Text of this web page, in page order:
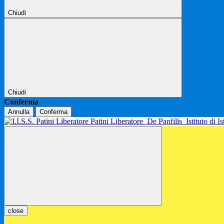
Chiudi
Chiudi
Conferma
Annulla Conferma
Patini Liberatore De Panfilis Istituto di
close